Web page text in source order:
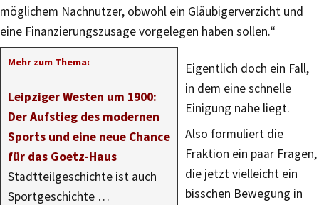
möglichem Nachnutzer, obwohl ein Gläubigerverzicht und
eine Finanzierungszusage vorgelegen haben sollen.“
Mehr zum Thema:
Leipziger Westen um 1900:
Der Aufstieg des modernen
Sports und eine neue Chance
für das Goetz-Haus
Stadtteilgeschichte ist auch
Sportgeschichte …
Eigentlich doch ein Fall,
in dem eine schnelle
Einigung nahe liegt.
Also formuliert die
Fraktion ein paar Fragen,
die jetzt vielleicht ein
bisschen Bewegung in